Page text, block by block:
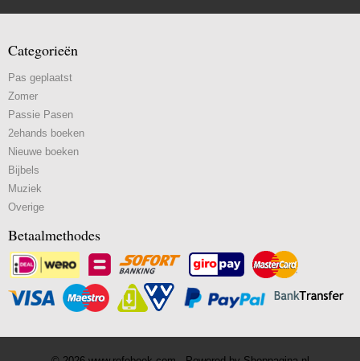
Categorieën
Pas geplaatst
Zomer
Passie Pasen
2ehands boeken
Nieuwe boeken
Bijbels
Muziek
Overige
Betaalmethodes